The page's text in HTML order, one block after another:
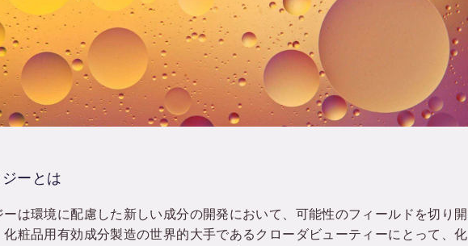
ーとは
は環境に配慮した新しい成分の開発において、可能性のフィールドを切り開
化粧品用有効成分製造の世界的大手であるクローダビューティーにとって、化